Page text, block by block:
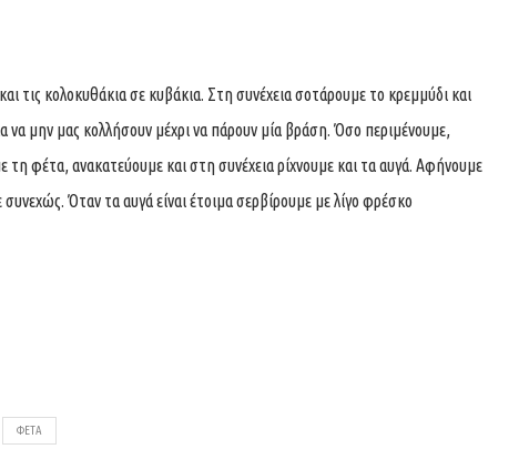
τις κολοκυθάκια σε κυβάκια. Στη συνέχεια σοτάρουμε το κρεμμύδι και
να μην μας κολλήσουν μέχρι να πάρουν μία βράση. Όσο περιμένουμε,
τη φέτα, ανακατεύουμε και στη συνέχεια ρίχνουμε και τα αυγά. Αφήνουμε
Όταν τα αυγά είναι έτοιμα σερβίρουμε με λίγο φρέσκο
ΦΈΤΑ